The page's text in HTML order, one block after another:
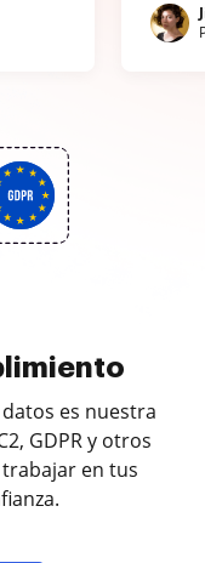
es nuestra
GDPR y otros
en tus